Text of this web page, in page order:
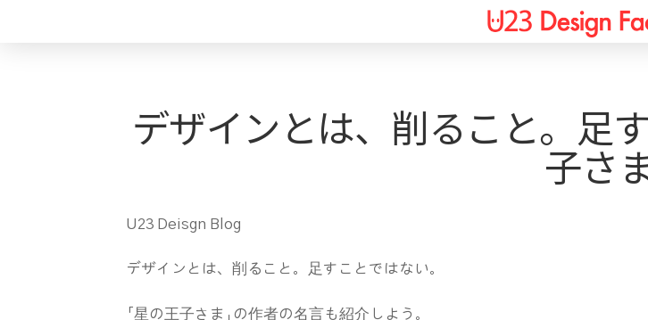
デザインとは、削ること。足
子さ
U23 Deisgn Blog
デザインとは、削ること。足すことではない。
「星の王子さま」の作者の名言も紹介しよう。